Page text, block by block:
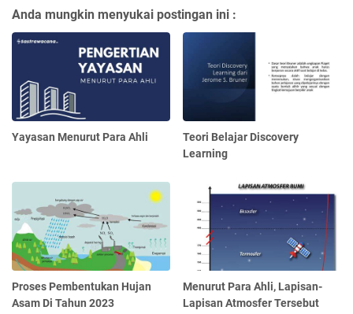
Anda mungkin menyukai postingan ini :
Yayasan Menurut Para Ahli
Teori Belajar Discovery
Learning
Proses Pembentukan Hujan
Asam Di Tahun 2023
Menurut Para Ahli, Lapisan-
Lapisan Atmosfer Tersebut